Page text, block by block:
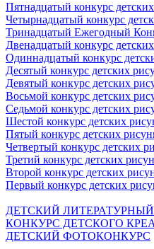
Пятнадцатый конкурс
Четырнадцатый конкурс
Тринадцатый Ежегодный
Двенадцатый конкурс
Одиннадцатый конкурс
Десятый конкурс детских
Девятый конкурс детских
Восьмой конкурс детских
Седьмой конкурс детских
Шестой конкурс детских
Пятый конкурс детских
Четвертый конкурс детских
Третий конкурс детских
Второй конкурс детских
Первый конкурс детских
ДЕТСКИЙ
КОНКУРС ДЕТСКОГО
ДЕТСКИЙ ФОТОКОНКУРС